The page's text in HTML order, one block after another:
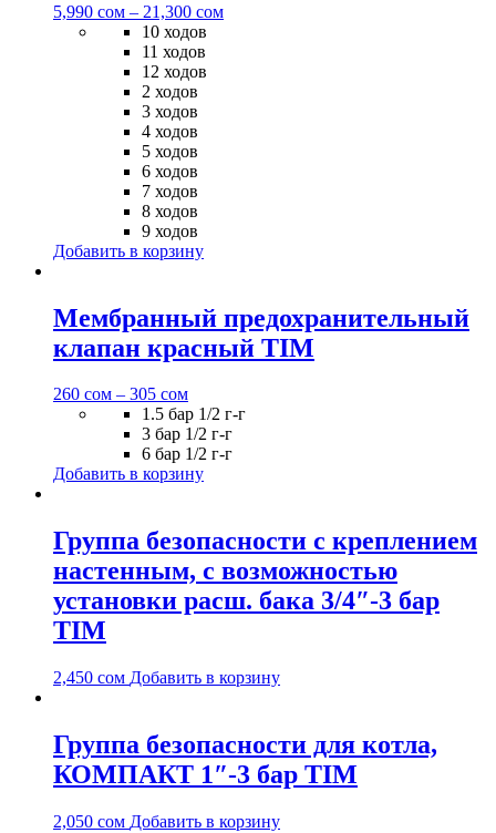
5,990 сом – 21,300 сом
10 ходов
11 ходов
12 ходов
2 ходов
3 ходов
4 ходов
5 ходов
6 ходов
7 ходов
8 ходов
9 ходов
Добавить в корзину
Мембранный предохранительный
клапан красный TIM
260 сом – 305 сом
1.5 бар 1/2 г-г
3 бар 1/2 г-г
6 бар 1/2 г-г
Добавить в корзину
Группа безопасности с креплением
настенным, с возможностью
установки расш. бака 3/4″-3 бар
TIM
2,450 сом Добавить в корзину
Группа безопасности для котла,
КОМПАКТ 1″-3 бар TIM
2,050 сом Добавить в корзину